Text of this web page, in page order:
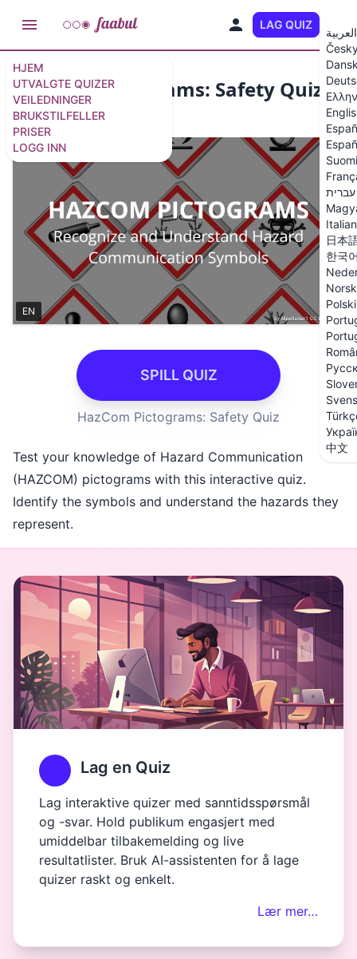
HJEM
UTVALGTE QUIZER
VEILEDNINGER
BRUKSTILFELLER
PRISER
LOGG INN
LAG QUIZ
العربية
Suomi
עברית
日本
한국
Norsk
Polski
中文
HazCom Pictograms: Safety Quiz
18 spørsmål / 19 lysbilder
EN
SPILL QUIZ
HazCom Pictograms: Safety Quiz
Test your knowledge of Hazard Communication
(HAZCOM) pictograms with this interactive quiz.
Identify the symbols and understand the hazards they
represent.
Lag en Quiz
Lag interaktive quizer med sanntidsspørsmål
og -svar. Hold publikum engasjert med
umiddelbar tilbakemelding og live
resultatlister. Bruk AI-assistenten for å lage
quizer raskt og enkelt.
Lær mer…